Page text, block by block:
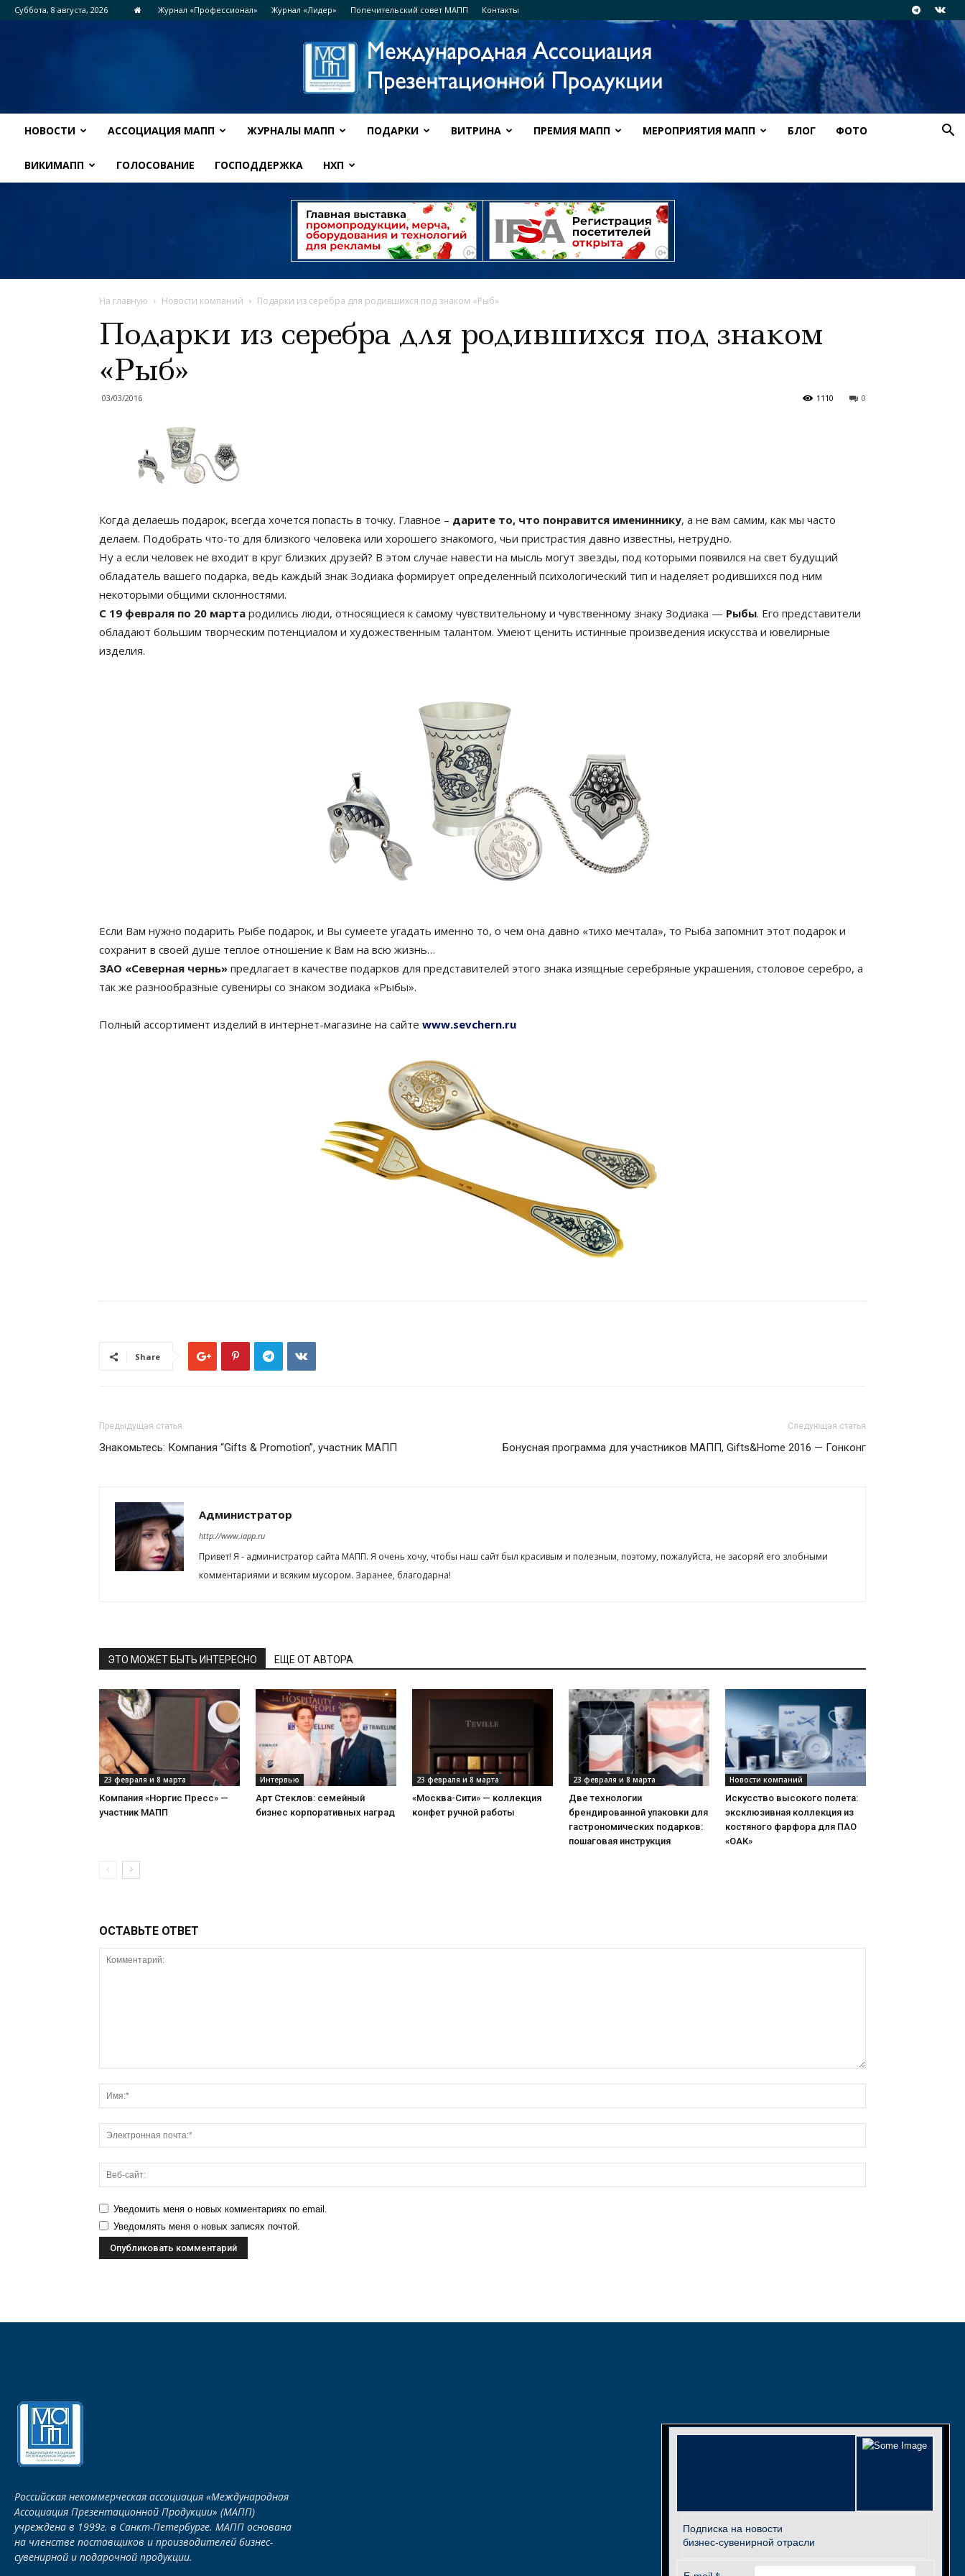
Суббота, 8 августа, 2026 Журнал «Профессионал» Журнал «Лидер» Попечительский совет МАПП Контакты
НОВОСТИ АССОЦИАЦИЯ МАПП ЖУРНАЛЫ МАПП ПОДАРКИ ВИТРИНА ПРЕМИЯ МАПП МЕРОПРИЯТИЯ МАПП БЛОГ ФОТО
ВИКИМАПП ГОЛОСОВАНИЕ ГОСПОДДЕРЖКА НХП
На главную Новости компаний Подарки из серебра для родившихся под знаком «Рыб»
Подарки из серебра для родившихся под знаком
«Рыб»
03/03/2016 0
1110
Когда делаешь подарок, всегда хочется попасть в точку. Главное – дарите то, что понравится имениннику, а не вам самим, как мы часто
делаем. Подобрать что-то для близкого человека или хорошего знакомого, чьи пристрастия давно известны, нетрудно.
Ну а если человек не входит в круг близких друзей? В этом случае навести на мысль могут звезды, под которыми появился на свет будущий
обладатель вашего подарка, ведь каждый знак Зодиака формирует определенный психологический тип и наделяет родившихся под ним
некоторыми общими склонностями.
С 19 февраля по 20 марта родились люди, относящиеся к самому чувствительному и чувственному знаку Зодиака — Рыбы. Его представители
обладают большим творческим потенциалом и художественным талантом. Умеют ценить истинные произведения искусства и ювелирные
изделия.
Если Вам нужно подарить Рыбе подарок, и Вы сумеете угадать именно то, о чем она давно «тихо мечтала», то Рыба запомнит этот подарок и
сохранит в своей душе теплое отношение к Вам на всю жизнь…
ЗАО «Северная чернь» предлагает в качестве подарков для представителей этого знака изящные серебряные украшения, столовое серебро, а
так же разнообразные сувениры со знаком зодиака «Рыбы».
Полный ассортимент изделий в интернет-магазине на сайте www.sevchern.ru
Share
Предыдущая статья
Знакомьтесь: Компания “Gifts & Promotion”, участник МАПП
Следующая статья
Бонусная программа для участников МАПП, Gifts&Home 2016 — Гонконг
Администратор
http://www.iapp.ru
Привет! Я - администратор сайта МАПП. Я очень хочу, чтобы наш сайт был красивым и полезным, поэтому, пожалуйста, не засоряй его злобными
комментариями и всяким мусором. Заранее, благодарна!
ЭТО МОЖЕТ БЫТЬ ИНТЕРЕСНО ЕЩЕ ОТ АВТОРА
23 февраля и 8 марта
Компания «Норгис Пресс» —
участник МАПП
Интервью
Арт Стеклов: семейный
бизнес корпоративных наград
23 февраля и 8 марта
«Москва-Сити» — коллекция
конфет ручной работы
23 февраля и 8 марта
Две технологии
брендированной упаковки для
гастрономических подарков:
пошаговая инструкция
Новости компаний
Искусство высокого полета:
эксклюзивная коллекция из
костяного фарфора для ПАО
«ОАК»
ОСТАВЬТЕ ОТВЕТ
Уведомить меня о новых комментариях по email.
Уведомлять меня о новых записях почтой.
Российская некоммерческая ассоциация «Международная
Ассоциация Презентационной Продукции» (МАПП)
учреждена в 1999г. в Санкт-Петербурге. МАПП основана
на членстве поставщиков и производителей бизнес-
сувенирной и подарочной продукции.
Подписка на новости
бизнес-сувенирной отрасли